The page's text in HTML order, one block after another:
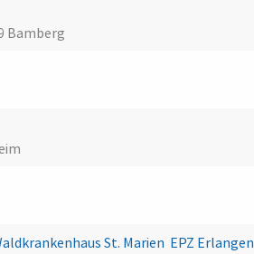
Bamberg
St. Marien  EPZ Erlangen